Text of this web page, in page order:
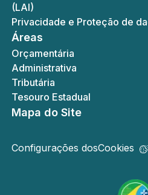
(LAI)
Privacidade e Proteção de
Áreas
Orçamentária
Administrativa
Tributária
Tesouro Estadual
Mapa do Site
Configurações dosCookies